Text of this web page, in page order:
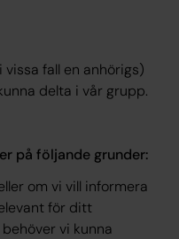
fall en anhörigs)
delta i vår grupp.
på följande grunder:
om vi vill informera
för ditt
vi kunna